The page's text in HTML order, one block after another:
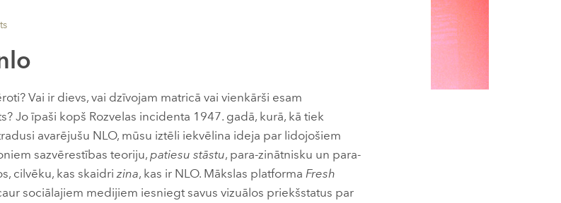
Vai ir dievs, vai dzīvojam matricā vai vienkārši esam
Jo īpaši kopš Rozvelas incidenta 1947. gadā, kurā, kā tiek
avarējušu NLO, mūsu iztēli iekvēlina ideja par lidojošiem
sazvērestības teoriju,patiesu stāstu, para-zinātnisku un para-
cilvēku, kas skaidrizina, kas ir NLO. Mākslas platforma Fresh
sociālajiem medijiem iesniegt savus vizuālos priekšstatus par